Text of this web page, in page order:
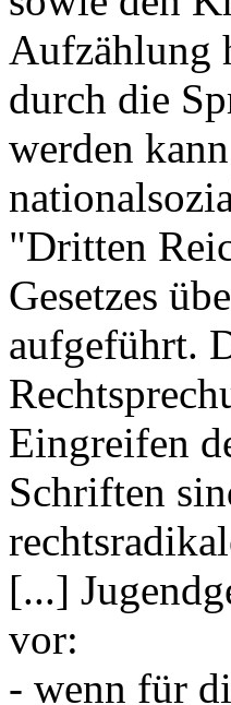
Aufzählung
durch die
werden
"Dritten
Gesetzes
aufgeführt.
Eingreifen
Schriften
[...]
vor:
- wenn für